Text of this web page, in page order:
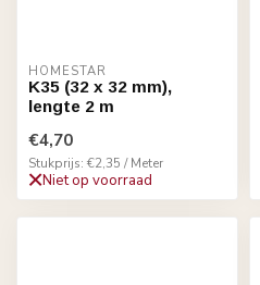
HOMESTAR
K35 (32 x 32 mm),
lengte 2 m
€4,70
Stukprijs: €2,35 / Meter
Niet op voorraad